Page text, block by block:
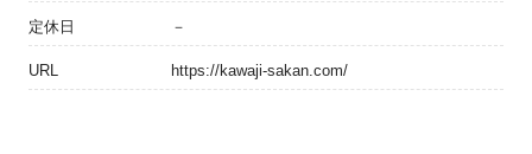
定休日 －
URL https://kawaji-sakan.com/